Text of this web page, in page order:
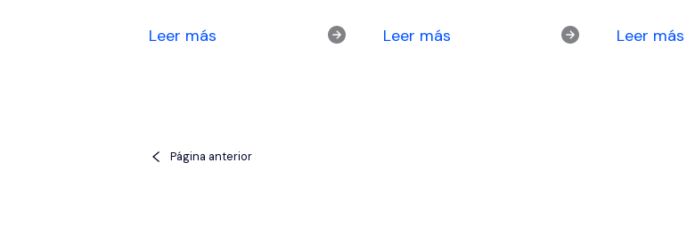
Leer más Leer más Leer más
Página anterior